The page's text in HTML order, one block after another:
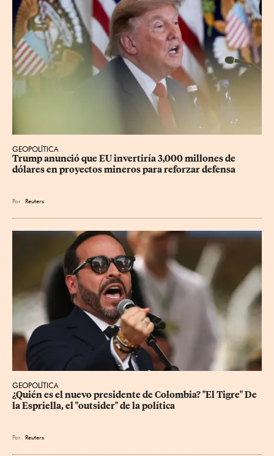
GEOPOLÍTICA
Trump anunció que EU invertiría 3,000 millones de
dólares en proyectos mineros para reforzar defensa
Por Reuters
GEOPOLÍTICA
¿Quién es el nuevo presidente de Colombia? "El Tigre" De
la Espriella, el "outsider" de la política
Por Reuters